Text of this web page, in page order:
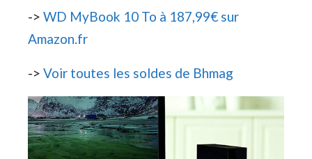
-> WD MyBook 10 To à 187,99€ sur
Amazon.fr
-> Voir toutes les soldes de Bhmag